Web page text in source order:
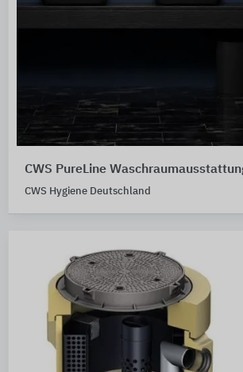
CWS PureLine
CWS Hygiene Deutschland